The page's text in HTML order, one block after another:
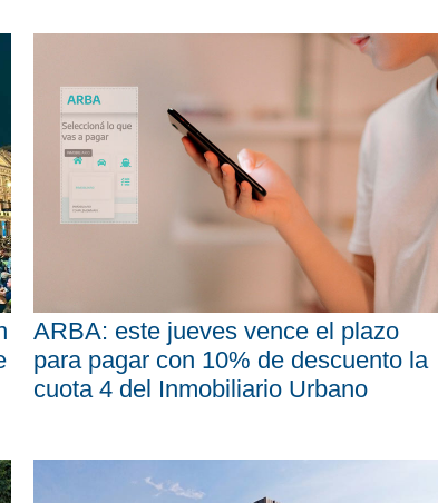
ARBA: este jueves vence el plazo
para pagar con 10% de descuento la
cuota 4 del Inmobiliario Urbano